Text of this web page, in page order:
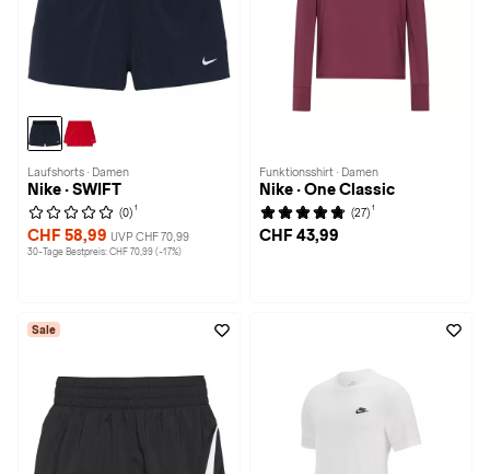
Laufshorts · Damen
Nike · SWIFT
(0) 1
CHF 58,99 UVP CHF 70,99
30-Tage Bestpreis: CHF 70,99 (-17%)
Funktionsshirt · Damen
Nike · One Classic
(27) 1
CHF 43,99
Sale